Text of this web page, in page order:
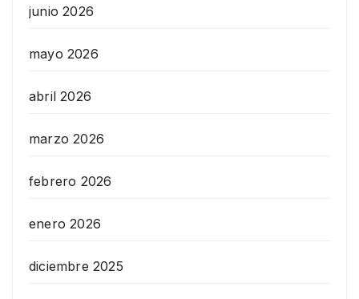
junio 2026
mayo 2026
abril 2026
marzo 2026
febrero 2026
enero 2026
diciembre 2025